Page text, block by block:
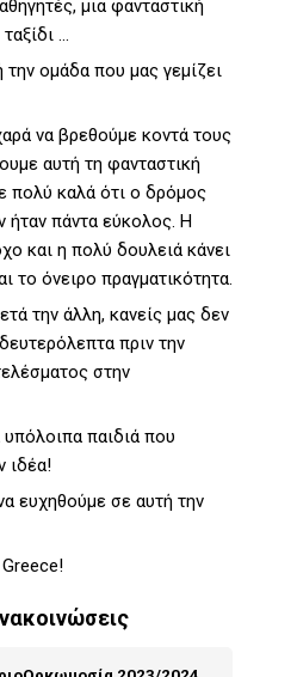
μια φανταστική
...
την ομάδα που μας γεμίζει
να βρεθούμε κοντά τους
αυτή τη φανταστική
πολύ καλά ότι ο δρόμος
ήταν πάντα εύκολος. Η
και η πολύ δουλειά κάνει
το όνειρο πραγματικότητα.
την άλλη, κανείς μας δεν
πριν την
στην
υπόλοιπα παιδιά που
ιδέα!
ευχηθούμε σε αυτή την